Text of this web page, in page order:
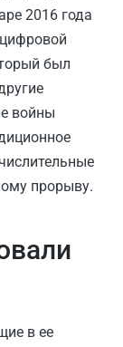
2016 года
был
войны
прорыву.
в ее